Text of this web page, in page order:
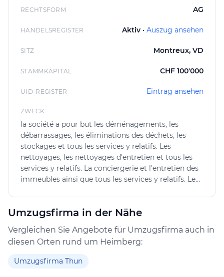
sorgfältig wahrgenommen, auch wenn vereinzelt
Aufgaben nicht ausreicht. Die Kundinnen und Kunden
Offerte anfragen, um den Ablauf und die Kosten vorab
Zu den angebotenen Leistungen zählen neben
Umzügen auch Lagerung und Transport, sodass
Mammut Umzüge AG zahlreiche Bedürfnisse rund um
den Wohnungswechsel abdeckt. Der Fokus liegt auf
Umzugsservice und Reinigung in Heimberg und der
näheren Umgebung.
RECHTSFORM AG
HANDELSREGISTER Aktiv · Auszug ansehen
SITZ Montreux, VD
STAMMKAPITAL CHF 100'000
UID-REGISTER Eintrag ansehen
ZWECK
la société a pour but les déménagements, les
débarrassages, les éliminations des déchets, les
stockages et tous les services y relatifs. Les
nettoyages, les nettoyages d'entretien et tous les
services y relatifs. La conciergerie et l'entretien des
immeubles ainsi que tous les services y relatifs. Le
nature et tous les services y relatifs. Le transport et
l'exportation de marchandises et de biens, ainsi que
les services et le commerce y relatifs. La location de
véhicules et de monte-meubles et tous les services
y relatifs. La société peut établir des succursales en
Umzugsfirma in der Nähe
Vergleichen Sie Angebote für Umzugsfirma auch in
diesen Orten rund um Heimberg:
Umzugsfirma Thun